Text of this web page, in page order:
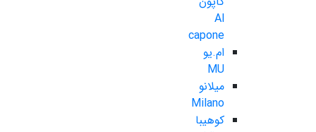
Al
capone
ام.یو
MU
میلانو
Milano
کوهیبا